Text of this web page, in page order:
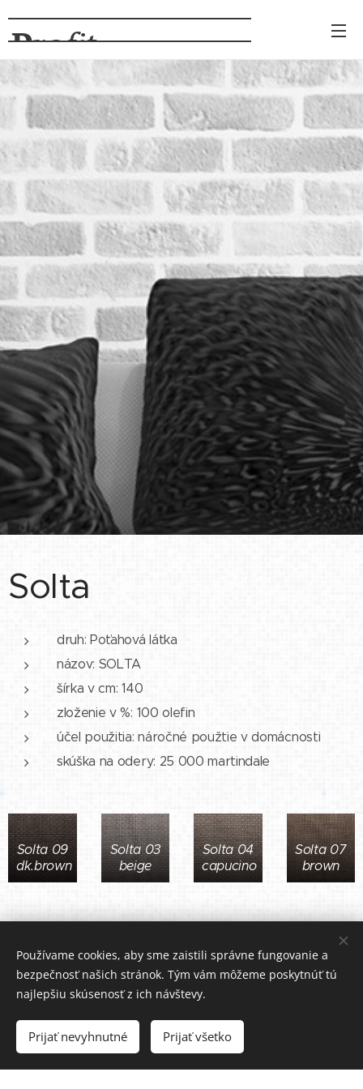
Profit
NÁBYTOK
Solta
druh: Poťahová látka
názov: SOLTA
šírka v cm: 140
zloženie v %: 100 olefin
účel použitia: náročné použtie v domácnosti
skúška na odery: 25 000 martindale
Solta 09
dk.brown
Solta 03
beige
Solta 04
capucino
Solta 07
brown
Solta 13
choco
Solta 19
silver
Solta 25
grafit
Solta 33
red
Solta 24
Používame cookies, aby sme zaistili správne fungovanie a
bezpečnosť našich stránok. Tým vám môžeme poskytnúť tú
najlepšiu skúsenosť z ich návštevy.
Prijať nevyhnutné Prijať všetko